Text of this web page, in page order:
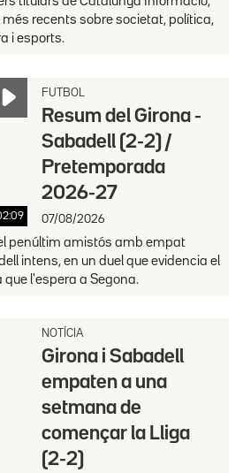
recents sobre societat, política,
i esports.
FUTBOL
Resum del Girona -
Sabadell (2-2) /
Pretemporada
2026-27
07/08/2026
penúltim amistós amb empat
intens, en un duel que evidencia el
que l'espera a Segona.
NOTÍCIA
Girona i Sabadell
empaten a una
setmana de
començar la Lliga
(2-2)